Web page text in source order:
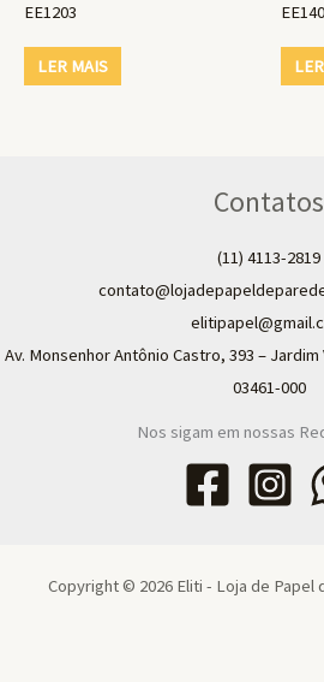
EE1203
LER MAIS
Contatos
(11) 4113-2819
Av. Monsenhor Antônio Castro, 393 – Jardim
03461-000
Nos sigam em nossas
Copyright © 2026 Eliti - Loja de Papel